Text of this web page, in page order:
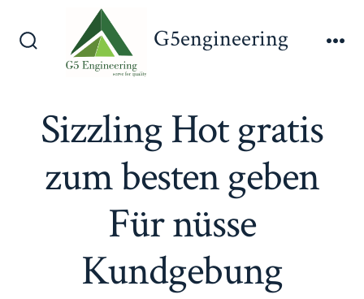
Search
Toggle
G5engineering
Sizzling Hot gratis
zum besten geben
Für nüsse
Kundgebung